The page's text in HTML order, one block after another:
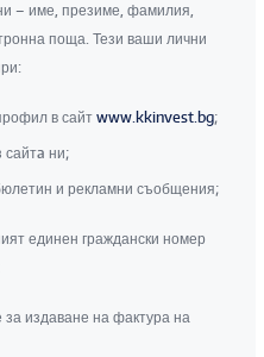
– име, презиме, фамилия,
поща. Тези ваши лични
в сайтwww.kkinvest.bg;
сайтa ни;
и рекламни съобщения;
единен граждански номер
издаване на фактура на